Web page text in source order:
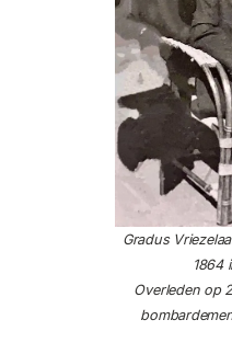
Gradus
1864
Overleden op